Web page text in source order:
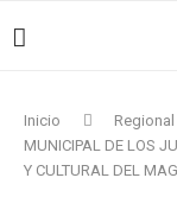
Inicio Regional
MUNICIPAL DE LOS
Y CULTURAL DEL